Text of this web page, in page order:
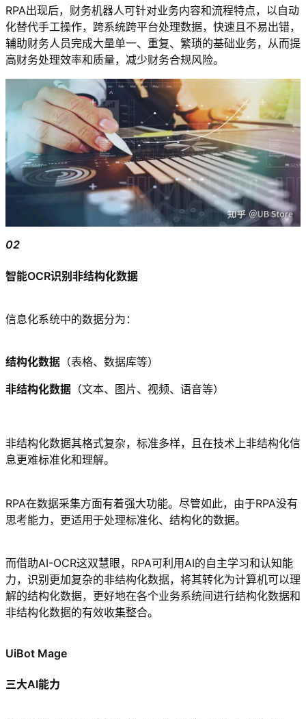
RPA出现后，财务机器人可针对业务内容和流程特点，以自动
化替代手工操作，跨系统跨平台处理数据，快速且不易出错，
辅助财务人员完成大量单一、重复、繁琐的基础业务，从而提
高财务处理效率和质量，减少财务合规风险。
02
智能OCR识别非结构化数据
信息化系统中的数据分为：
结构化数据 （表格、数据库等）
非结构化数据 （文本、图片、视频、语音等）
非结构化数据其格式复杂，标准多样，且在技术上非结构化信
息更难标准化和理解。
RPA在数据采集方面有着强大功能。尽管如此，由于RPA没有
思考能力，更适用于处理标准化、结构化的数据。
而借助AI-OCR这双慧眼，RPA可利用AI的自主学习和认知能
力，识别更加复杂的非结构化数据，将其转化为计算机可以理
解的结构化数据，更好地在各个业务系统间进行结构化数据和
非结构化数据的有效收集整合。
UiBot Mage
三大AI能力